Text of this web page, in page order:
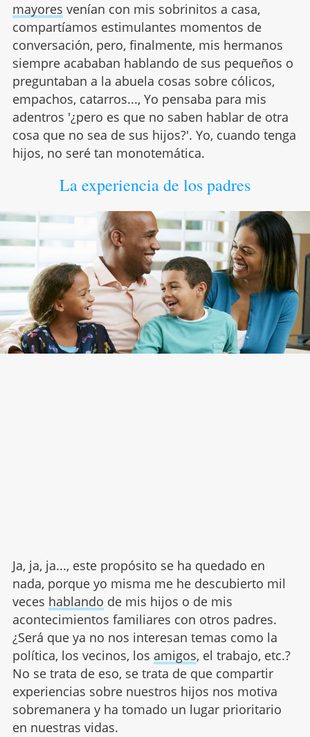
mayores venían con mis sobrinitos a casa,
compartíamos estimulantes momentos de
conversación, pero, finalmente, mis hermanos
siempre acababan hablando de sus pequeños o
preguntaban a la abuela cosas sobre cólicos,
empachos, catarros..., Yo pensaba para mis
adentros '¿pero es que no saben hablar de otra
cosa que no sea de sus hijos?'. Yo, cuando tenga
hijos, no seré tan monotemática.
La experiencia de los padres
Ja, ja, ja..., este propósito se ha quedado en
nada, porque yo misma me he descubierto mil
veces hablando de mis hijos o de mis
acontecimientos familiares con otros padres.
¿Será que ya no nos interesan temas como la
política, los vecinos, los amigos, el trabajo, etc.?
No se trata de eso, se trata de que compartir
experiencias sobre nuestros hijos nos motiva
sobremanera y ha tomado un lugar prioritario
en nuestras vidas.